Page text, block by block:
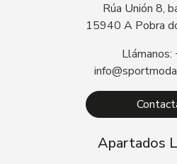
Rúa Unión 8,
15940 A Pobra
Llámanos:
Apartados